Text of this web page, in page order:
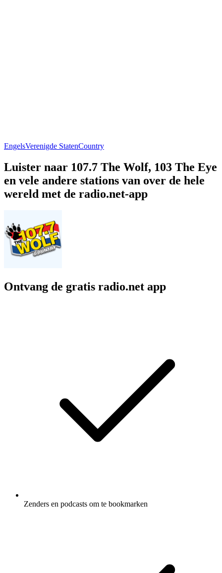
EngelsVerenigde StatenCountry
Luister naar 107.7 The Wolf, 103 The Eye
en vele andere stations van over de hele
wereld met de radio.net-app
Ontvang de gratis radio.net app
Zenders en podcasts om te bookmarken